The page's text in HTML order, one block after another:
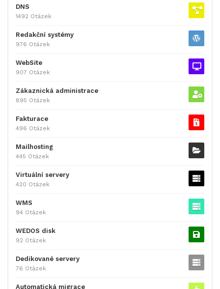
DNS
1492 Otázek
Redakční systémy
976 Otázek
WebSite
907 Otázek
Zákaznická administrace
895 Otázek
Fakturace
496 Otázek
Mailhosting
445 Otázek
Virtuální servery
420 Otázek
WMS
94 Otázek
WEDOS disk
92 Otázek
Dedikované servery
76 Otázek
Automatická migrace